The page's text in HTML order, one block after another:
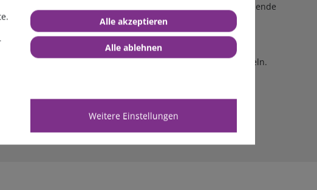
Winkel am Rahmen des Solarmoduls können selbstschneidende
wir das Befestigungsset HWS6 bestehend aus 6 Haltewinkeln.
Weitere Einstellungen
Alle akzeptieren
Alle ablehnen